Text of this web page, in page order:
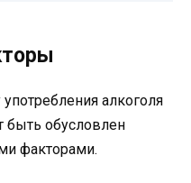
алкоголя
обусловлен
факторами.